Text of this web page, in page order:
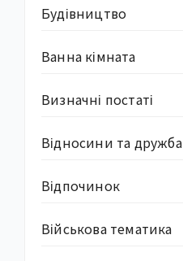
Будівництво
Ванна кімната
Визначні постаті
Відносини та дружба
Відпочинок
Військова тематика